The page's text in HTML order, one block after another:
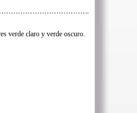
verde claro y verde oscuro.